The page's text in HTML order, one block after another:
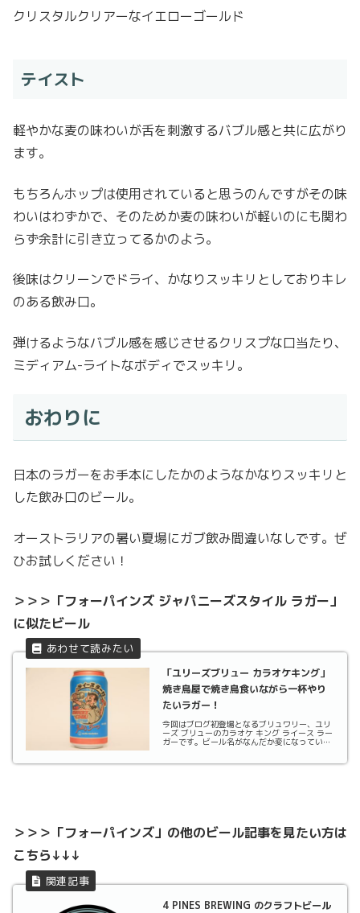
クリスタルクリアーなイエローゴールド
テイスト
軽やかな麦の味わいが舌を刺激するバブル感と共に広がり
ます。
もちろんホップは使用されていると思うのんですがその味
わいはわずかで、そのためか麦の味わいが軽いのにも関わ
らず余計に引き立ってるかのよう。
後味はクリーンでドライ、かなりスッキリとしておりキレ
のある飲み口。
弾けるようなバブル感を感じさせるクリスプな口当たり、
ミディアム-ライトなボディでスッキリ。
おわりに
日本のラガーをお手本にしたかのようなかなりスッキリと
した飲み口のビール。
オーストラリアの暑い夏場にガブ飲み間違いなしです。ぜ
ひお試しください！
＞＞＞「フォーパインズ ジャパニーズスタイル ラガー」
に似たビール
「ユリーズブリュー カラオケキング」
焼き鳥屋で焼き鳥食いながら一杯やり
たいラガー！
今回はブログ初登場となるブリュワリー、ユリ
ーズ ブリューのカラオケ キング ライース ラー
ガーです。ビール名がなんだか変になっていま
うラベルにつられて手に取ったのはいうまでも
＞＞＞「フォーパインズ」の他のビール記事を見たい方は
こちら↓↓↓
4 PINES BREWING のクラフトビール